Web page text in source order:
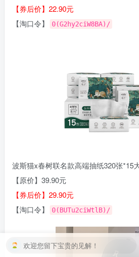
【券后价】22.90元
【淘口令】
0(G2hy2ciW8BA)/
波斯猫x春树联名款高端抽纸320张*15
【原价】39.90元
【券后价】29.90元
【淘口令】
0(BUTu2ciWtlB)/
欢迎您留下宝贵的见解！